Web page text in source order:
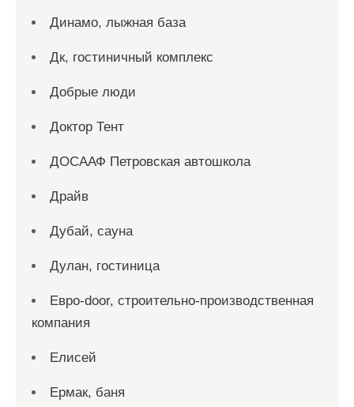
Динамо, лыжная база
Дк, гостиничный комплекс
Добрые люди
Доктор Тент
ДОСААФ Петровская автошкола
Драйв
Дубай, сауна
Дулан, гостиница
Евро-door, строительно-производственная
компания
Елисей
Ермак, баня